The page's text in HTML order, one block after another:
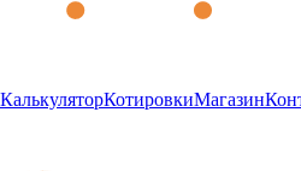
КалькуляторКотировкиМагазин